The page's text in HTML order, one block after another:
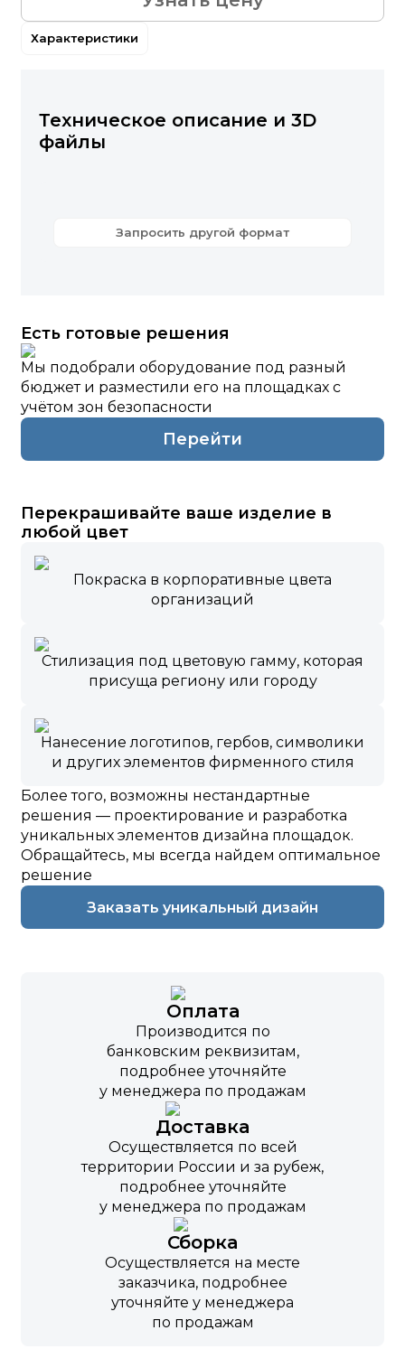
Характеристики
Техническое описание и 3D
файлы
Запросить другой формат
Есть готовые решения
Мы подобрали оборудование под разный
бюджет и разместили его на площадках с
учётом зон безопасности
Перейти
Перекрашивайте ваше изделие в
любой цвет
Покраска в корпоративные цвета
организаций
Стилизация под цветовую гамму, которая
присуща региону или городу
Нанесение логотипов, гербов, символики
и других элементов фирменного стиля
Более того, возможны нестандартные
решения — проектирование и разработка
уникальных элементов дизайна площадок.
Обращайтесь, мы всегда найдем оптимальное
решение
Заказать уникальный дизайн
Оплата
Производится по
банковским реквизитам,
подробнее уточняйте
у менеджера по продажам
Доставка
Осуществляется по всей
территории России и за рубеж,
подробнее уточняйте
у менеджера по продажам
Сборка
Осуществляется на месте
заказчика, подробнее
уточняйте у менеджера
по продажам